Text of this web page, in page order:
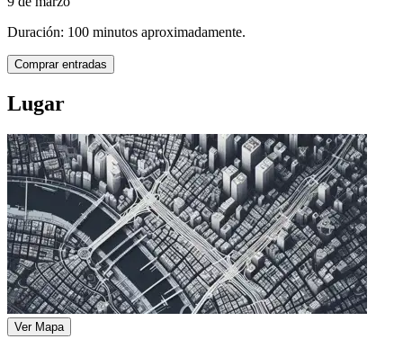
Duración: 100 minutos aproximadamente.
Comprar entradas
Lugar
Ver Mapa